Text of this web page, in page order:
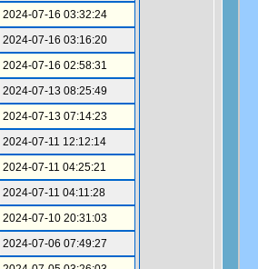
2024-07-16 03:32:24
2024-07-16 03:16:20
2024-07-16 02:58:31
2024-07-13 08:25:49
2024-07-13 07:14:23
2024-07-11 12:12:14
2024-07-11 04:25:21
2024-07-11 04:11:28
2024-07-10 20:31:03
2024-07-06 07:49:27